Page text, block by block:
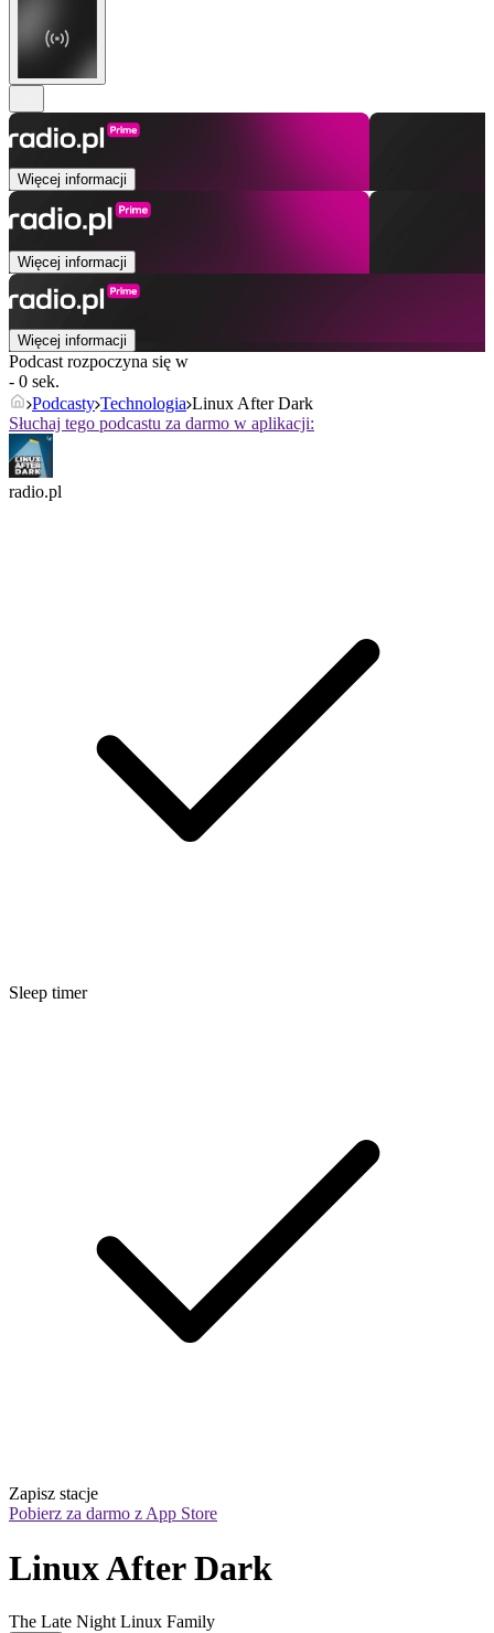
Więcej informacji
Więcej informacji
Więcej informacji
Podcast rozpoczyna się w
- 0 sek.
Podcasty Technologia Linux After Dark
Słuchaj tego podcastu za darmo w aplikacji:
radio.pl
Sleep timer
Zapisz stacje
Pobierz za darmo z App Store
Linux After Dark
The Late Night Linux Family